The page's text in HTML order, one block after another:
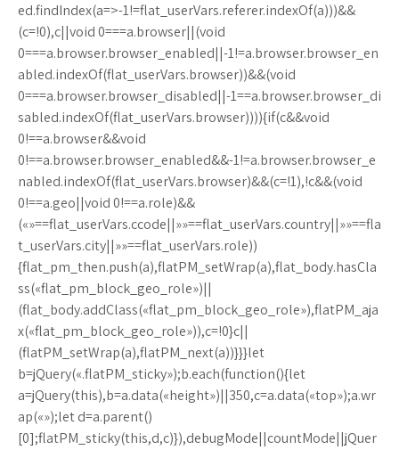
ed.findIndex(a=>-1!=flat_userVars.referer.indexOf(a)))&&
(c=!0),c||void 0===a.browser||(void
0===a.browser.browser_enabled||-1!=a.browser.browser_en
abled.indexOf(flat_userVars.browser))&&(void
0===a.browser.browser_disabled||-1==a.browser.browser_di
sabled.indexOf(flat_userVars.browser)))){if(c&&void
0!==a.browser&&void
0!==a.browser.browser_enabled&&-1!=a.browser.browser_e
nabled.indexOf(flat_userVars.browser)&&(c=!1),!c&&(void
0!==a.geo||void 0!==a.role)&&
(«»==flat_userVars.ccode||»»==flat_userVars.country||»»==fla
t_userVars.city||»»==flat_userVars.role))
{flat_pm_then.push(a),flatPM_setWrap(a),flat_body.hasCla
ss(«flat_pm_block_geo_role»)||
(flat_body.addClass(«flat_pm_block_geo_role»),flatPM_aja
x(«flat_pm_block_geo_role»)),c=!0}c||
(flatPM_setWrap(a),flatPM_next(a))}}}let
b=jQuery(«.flatPM_sticky»);b.each(function(){let
a=jQuery(this),b=a.data(«height»)||350,c=a.data(«top»);a.wr
ap(«»);let d=a.parent()
[0];flatPM_sticky(this,d,c)}),debugMode||countMode||jQuer